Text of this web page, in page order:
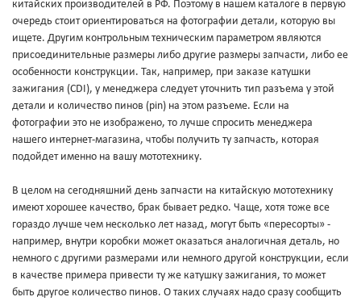
китайских производителей в РФ. Поэтому в нашем каталоге в первую
очередь стоит ориентироваться на фотографии детали, которую вы
ищете. Другим контрольным техническим параметром являются
присоединительные размеры либо другие размеры запчасти, либо ее
особенности конструкции. Так, например, при заказе катушки
зажигания (CDI), у менеджера следует уточнить тип разъема у этой
детали и количество пинов (pin) на этом разъеме. Если на
фотографии это не изображено, то лучше спросить менеджера
нашего интернет-магазина, чтобы получить ту запчасть, которая
подойдет именно на вашу мототехнику.
В целом на сегодняшний день запчасти на китайскую мототехнику
имеют хорошее качество, брак бывает редко. Чаще, хотя тоже все
гораздо лучше чем несколько лет назад, могут быть «пересорты» -
например, внутри коробки может оказаться аналогичная деталь, но
немного с другими размерами или немного другой конструкции, если
в качестве примера привести ту же катушку зажигания, то может
быть другое количество пинов. О таких случаях надо сразу сообщить